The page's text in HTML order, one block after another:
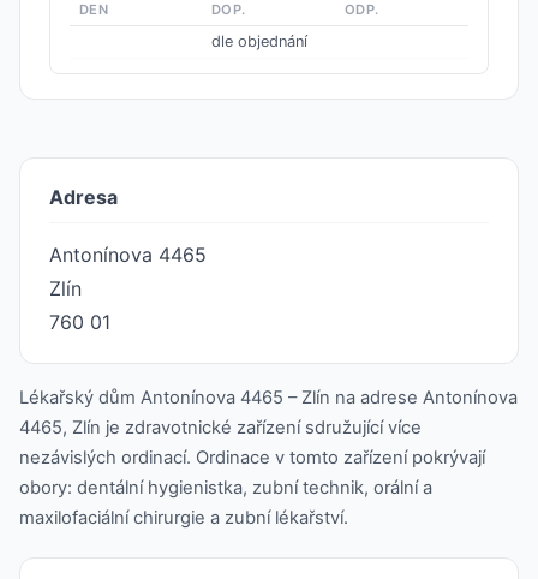
DEN DOP. ODP.
dle objednání
Adresa
Antonínova 4465
Zlín
760 01
Lékařský dům Antonínova 4465 – Zlín na adrese Antonínova
4465, Zlín je zdravotnické zařízení sdružující více
nezávislých ordinací. Ordinace v tomto zařízení pokrývají
obory: dentální hygienistka, zubní technik, orální a
maxilofaciální chirurgie a zubní lékařství.